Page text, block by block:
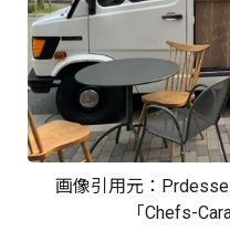
画像引用元： Prdesse
「Chefs-